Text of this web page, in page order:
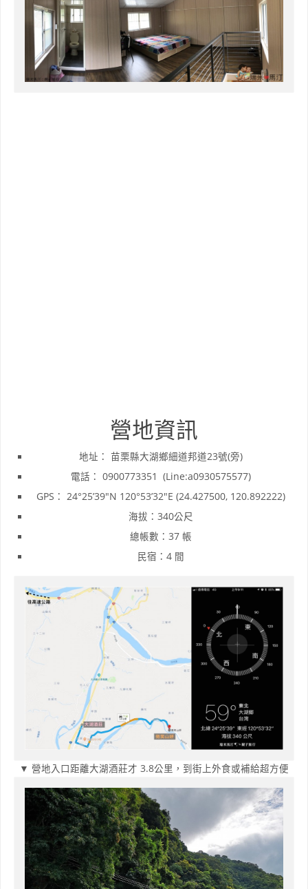
營地資訊
地址： 苗栗縣大湖鄉細道邦道23號(旁)
電話： 0900773351 (Line:a0930575577)
GPS： 24°25’39″N 120°53’32″E (24.427500, 120.892222)
海拔：340公尺
總帳數：37 帳
民宿：4 間
▼ 營地入口距離大湖酒莊才 3.8公里，到街上外食或補給超方便